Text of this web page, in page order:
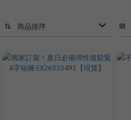
商品排序